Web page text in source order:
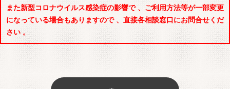
また新型コロナウイルス感染症の影響で 、ご利用方法等が一部変更
になっている場合もありますので 、直接各相談窓口にお問合せくだ
さい 。